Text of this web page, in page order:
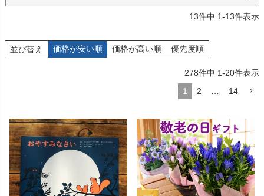
13件中 1-13件表示
並び替え 価格が安い順 価格が高い順 優先度順
278件中 1-20件表示
1
2 14